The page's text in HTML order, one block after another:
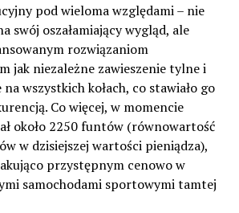
pod wieloma względami – nie
swój oszałamiający wygląd, ale
rozwiązaniom
jak niezależne zawieszenie tylne i
wszystkich kołach, co stawiało go
Co więcej, w momencie
około 2250 funtów (równowartość
w dzisiejszej wartości pieniądza),
przystępnym cenowo w
samochodami sportowymi tamtej